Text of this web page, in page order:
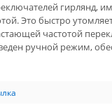
гирлянд,
Это быстро
частотой
ручной режим,